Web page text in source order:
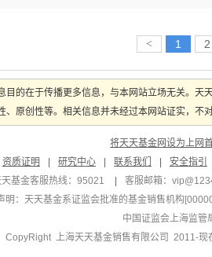
< 1 2
目的在于传播更多信息，与本网站立场无关。
、原创性等。相关信息并未经过本网站证实，
将天天基金网设为上网
资质证明 研究中心 联系我们
安全指引
基金客服热线：95021
客服邮箱：
明： 天天基金系证监会批准的基金销售机构
中国证监会上海监管
CopyRight 上海天天基金销售有限公司 2011-